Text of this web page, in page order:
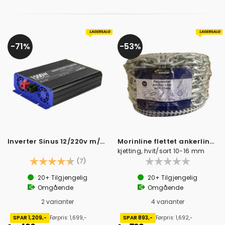
71%
Inverter Sinus 12/220v m/fjernkontroll -
Karakter: (7)
20+ Tilgjengelig
Omgående
2 varianter
SPAR 1,209,- Førpris: 1,699,-
53%
Morinline flettet ankerline med 5 meter
kjetting, hvit/sort 10-16 mm
20+ Tilgjengelig
Omgående
4 varianter
SPAR 893,- Førpris: 1,692,-